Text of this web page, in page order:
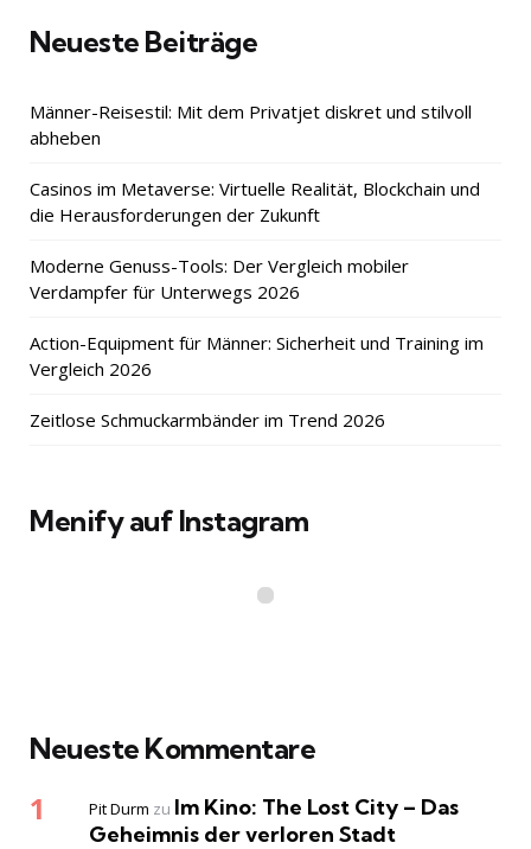
Neueste Beiträge
Männer-Reisestil: Mit dem Privatjet diskret und stilvoll
abheben
Casinos im Metaverse: Virtuelle Realität, Blockchain und
die Herausforderungen der Zukunft
Moderne Genuss-Tools: Der Vergleich mobiler
Verdampfer für Unterwegs 2026
Action-Equipment für Männer: Sicherheit und Training im
Vergleich 2026
Zeitlose Schmuckarmbänder im Trend 2026
Menify auf Instagram
Neueste Kommentare
Pit Durm zu Im Kino: The Lost City – Das
Geheimnis der verloren Stadt